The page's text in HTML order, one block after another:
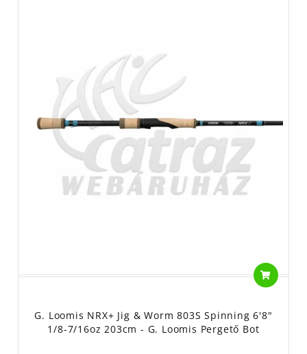
G. Loomis NRX+ Jig & Worm 803S Spinning 6'8"
1/8-7/16oz 203cm - G. Loomis Pergető Bot